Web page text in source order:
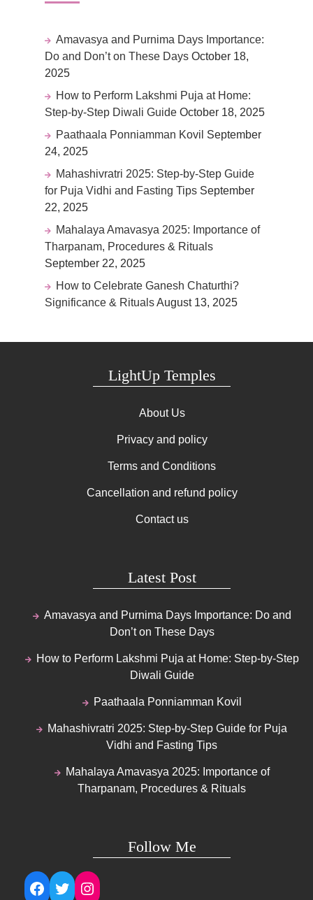
Amavasya and Purnima Days Importance:
Do and Don’t on These Days October 18,
2025
How to Perform Lakshmi Puja at Home:
Step-by-Step Diwali Guide October 18, 2025
Paathaala Ponniamman Kovil September
24, 2025
Mahashivratri 2025: Step-by-Step Guide
for Puja Vidhi and Fasting Tips September
22, 2025
Mahalaya Amavasya 2025: Importance of
Tharpanam, Procedures & Rituals
September 22, 2025
How to Celebrate Ganesh Chaturthi?
Significance & RitualsAugust 13, 2025
LightUp Temples
About Us
Privacy and policy
Terms and Conditions
Cancellation and refund policy
Contact us
Latest Post
Amavasya and Purnima Days Importance: Do and
Don’t on These Days
How to Perform Lakshmi Puja at Home: Step-by-Step
Diwali Guide
Paathaala Ponniamman Kovil
Mahashivratri 2025: Step-by-Step Guide for Puja
Vidhi and Fasting Tips
Mahalaya Amavasya 2025: Importance of
Tharpanam, Procedures & Rituals
Follow Me
Facebook
TwitterInstagram